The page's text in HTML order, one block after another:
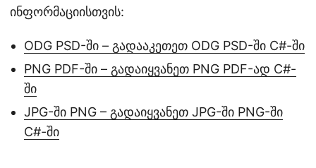
ინფორმაციისთვის:
ODG PSD-ში – გადააკეთეთ ODG PSD-ში C#-ში
PNG PDF-ში – გადაიყვანეთ PNG PDF-ად C#-
ში
JPG-ში PNG – გადაიყვანეთ JPG-ში PNG-ში
C#-ში